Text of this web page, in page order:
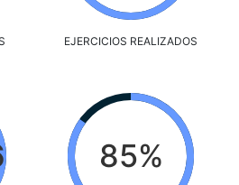
EJERCICIOS REALIZADOS
85%